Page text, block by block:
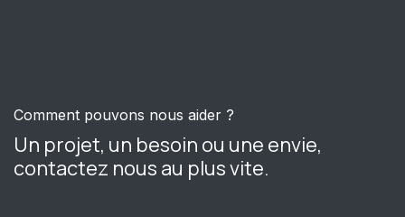
Comment pouvons nous aider ?
Un projet, un besoin ou une envie,
contactez nous au plus vite.